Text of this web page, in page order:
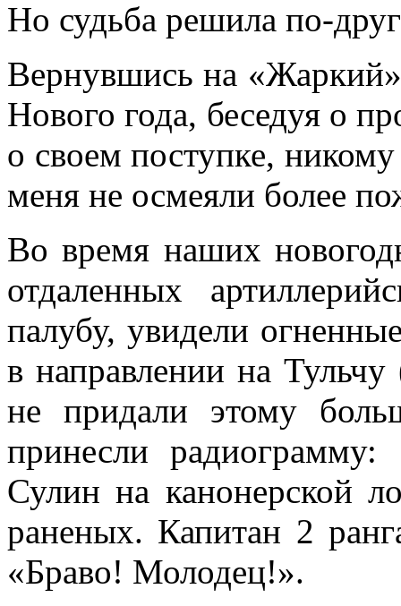
Но судьба решила по-
Вернувшись на
Нового года, беседуя о
о своем поступке,
меня не осмеяли более
Во время наших
отдаленных
палубу, увидели
в направлении на
не придали этому
принесли
Сулин на канонерской
раненых. Капитан 2
«Браво! Молодец!».